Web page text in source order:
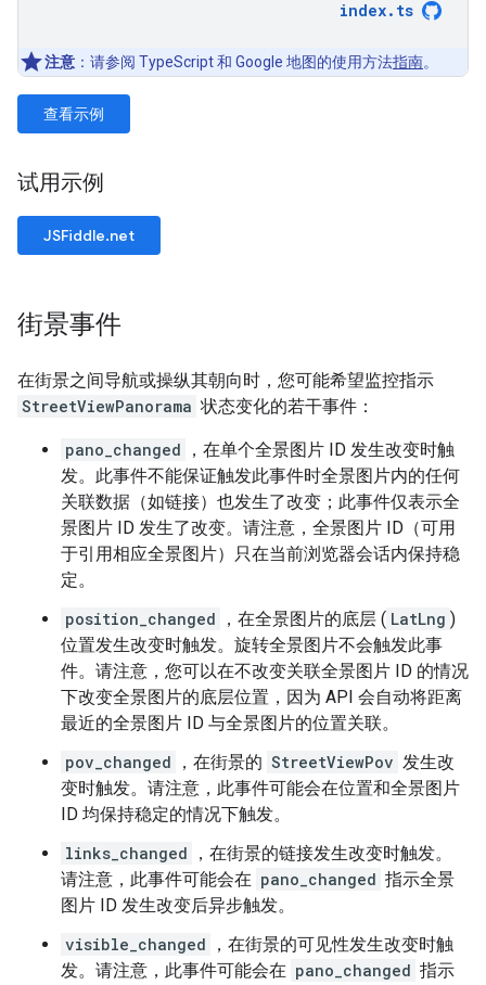
index. ts
注意 ：请参阅 TypeScript 和 Google 地图的使用方法指南。
查看示例
试用示例
JSFiddle.net
街景事件
在街景之间导航或操纵其朝向时，您可能希望监控指示
StreetViewPanorama 状态变化的若干事件：
pano_changed
，在单个全景图片 ID 发生改变时触
发。此事件不能保证触发此事件时全景图片内的任何
关联数据（如链接）也发生了改变；此事件仅表示全
景图片 ID 发生了改变。请注意，全景图片 ID（可用
于引用相应全景图片）只在当前浏览器会话内保持稳
定。
position_changed
，在全景图片的底层 ( LatLng )
位置发生改变时触发。旋转全景图片不会触发此事
件。请注意，您可以在不改变关联全景图片 ID 的情况
下改变全景图片的底层位置，因为 API 会自动将距离
最近的全景图片 ID 与全景图片的位置关联。
pov_changed
，在街景的 StreetViewPov 发生改
变时触发。请注意，此事件可能会在位置和全景图片
ID 均保持稳定的情况下触发。
links_changed
，在街景的链接发生改变时触发。
请注意，此事件可能会在 pano_changed 指示全景
图片 ID 发生改变后异步触发。
visible_changed
，在街景的可见性发生改变时触
发。请注意，此事件可能会在 pano_changed 指示